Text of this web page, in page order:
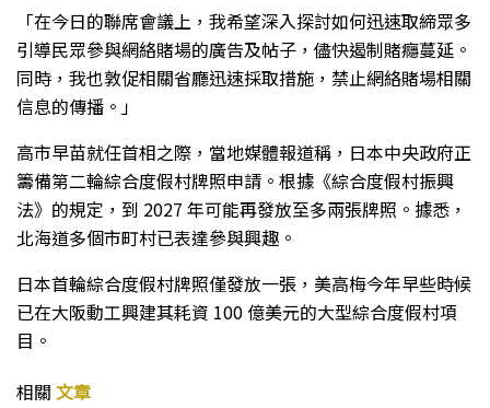
「在今日的聯席會議上，我希望深入探討如何迅速取締眾多
引導民眾參與網絡賭場的廣告及帖子，儘快遏制賭癮蔓延。
同時，我也敦促相關省廳迅速採取措施，禁止網絡賭場相關
信息的傳播。」
高市早苗就任首相之際，當地媒體報道稱，日本中央政府正
籌備第二輪綜合度假村牌照申請。根據《綜合度假村振興
法》的規定，到 2027 年可能再發放至多兩張牌照。據悉，
北海道多個市町村已表達參與興趣。
日本首輪綜合度假村牌照僅發放一張，美高梅今年早些時候
已在大阪動工興建其耗資 100 億美元的大型綜合度假村項
目。
相關 文章